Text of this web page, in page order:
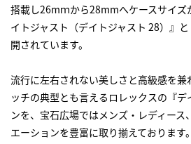
搭載し26mｍから28mmへケースサイズ
イトジャスト（デイトジャスト 28）』
開されています。
流行に左右されない美しさと高級感を兼
ッチの典型とも言えるロレックスの『デ
ンを、宝石広場ではメンズ・レディース
エーションを豊富に取り揃えております。